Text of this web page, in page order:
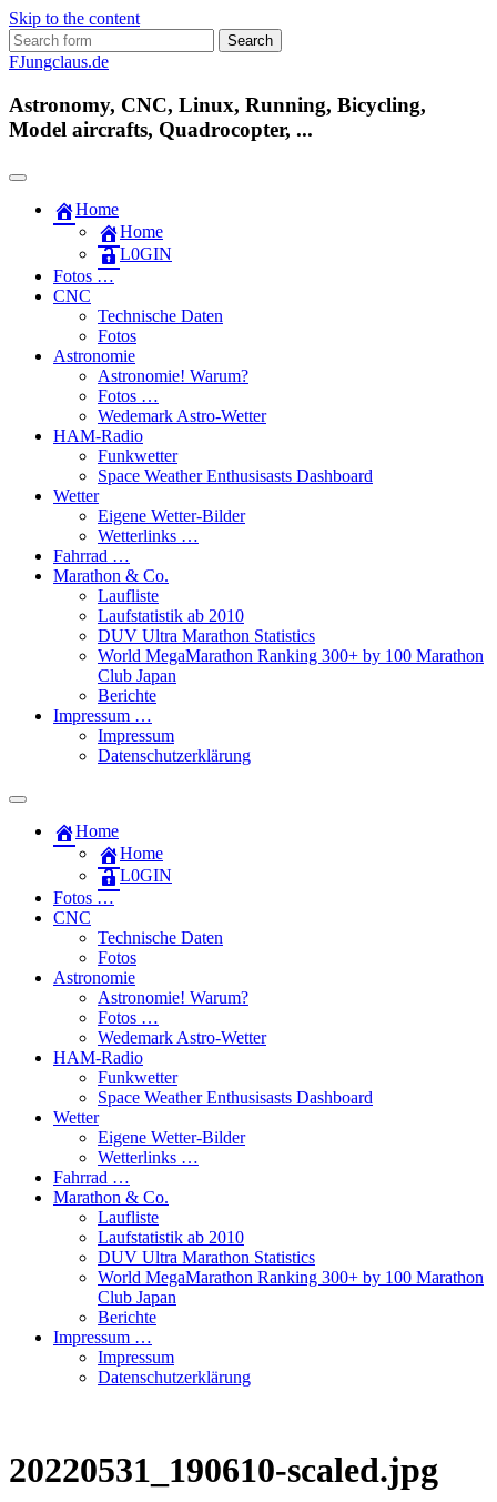
Skip to the content
Search
for:
FJungclaus.de
Astronomy, CNC, Linux, Running, Bicycling,
Model aircrafts, Quadrocopter, ...
Home
Home
L​0​​GIN
Fotos …
CNC
Technische Daten
Fotos
Astronomie
Astronomie! Warum?
Fotos …
Wedemark Astro-Wetter
HAM-Radio
Funkwetter
Space Weather Enthusisasts Dashboard
Wetter
Eigene Wetter-Bilder
Wetterlinks …
Fahrrad …
Marathon & Co.
Laufliste
Laufstatistik ab 2010
DUV Ultra Marathon Statistics
World MegaMarathon Ranking 300+ by 100 Marathon
Club Japan
Berichte
Impressum …
Impressum
Datenschutzerklärung
Toggle
field
Home
Home
L​0​​GIN
Fotos …
CNC
Technische Daten
Fotos
Astronomie
Astronomie! Warum?
Fotos …
Wedemark Astro-Wetter
HAM-Radio
Funkwetter
Space Weather Enthusisasts Dashboard
Wetter
Eigene Wetter-Bilder
Wetterlinks …
Fahrrad …
Marathon & Co.
Laufliste
Laufstatistik ab 2010
DUV Ultra Marathon Statistics
World MegaMarathon Ranking 300+ by 100 Marathon
Club Japan
Berichte
Impressum …
Impressum
Datenschutzerklärung
20220531_190610-scaled.jpg